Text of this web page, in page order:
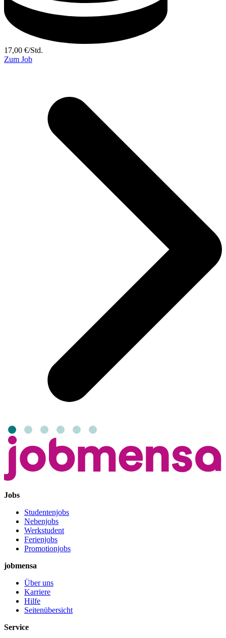
17,00 €/Std.
Zum Job
Jobs
Studentenjobs
Nebenjobs
Werkstudent
Ferienjobs
Promotionjobs
jobmensa
Über uns
Karriere
Hilfe
Seitenübersicht
Service